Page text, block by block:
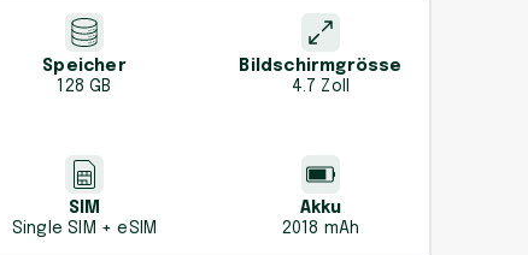
Speicher
128 GB
Bildschirmgrösse
4.7 Zoll
SIM
Single SIM + eSIM
Akku
2018 mAh